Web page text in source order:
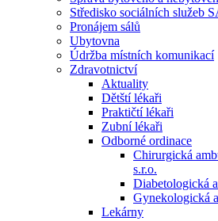
Středisko sociálních služeb
Pronájem sálů
Ubytovna
Údržba místních komunikací
Zdravotnictví
Aktuality
Dětští lékaři
Praktičtí lékaři
Zubní lékaři
Odborné ordinace
Chirurgická
s.r.o.
Diabetologická
Gynekologická
Lekárny